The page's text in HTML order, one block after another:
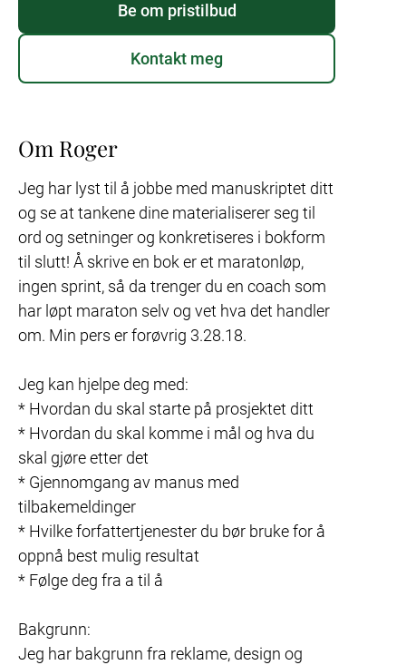
Be om pristilbud
Kontakt meg
Om Roger
Jeg har lyst til å jobbe med manuskriptet ditt
og se at tankene dine materialiserer seg til
ord og setninger og konkretiseres i bokform
til slutt! Å skrive en bok er et maratonløp,
ingen sprint, så da trenger du en coach som
har løpt maraton selv og vet hva det handler
om. Min pers er forøvrig 3.28.18.
Jeg kan hjelpe deg med:
* Hvordan du skal starte på prosjektet ditt
* Hvordan du skal komme i mål og hva du
skal gjøre etter det
* Gjennomgang av manus med
tilbakemeldinger
* Hvilke forfattertjenester du bør bruke for å
oppnå best mulig resultat
* Følge deg fra a til å
Bakgrunn:
Jeg har bakgrunn fra reklame, design og